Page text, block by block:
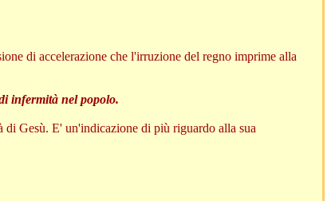
di accelerazione che l'irruzione del regno imprime alla
infermità nel popolo.
Gesù. E' un'indicazione di più riguardo alla sua